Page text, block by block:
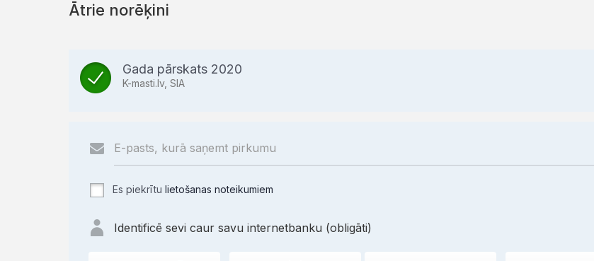
Ātrie norēķini
Gada pārskats 2020
K-masti.lv, SIA
Es piekrītu lietošanas noteikumiem
Identificē sevi caur savu internetbanku (obligāti)